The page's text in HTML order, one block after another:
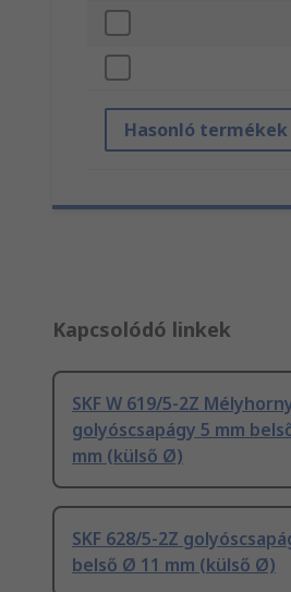
Hasonló termékek
Kapcsolódó linkek
SKF W 619/5-2Z
golyóscsapágy 5 mm
mm (külső Ø)
SKF 628/5-2Z
belső Ø 11 mm (külső Ø)